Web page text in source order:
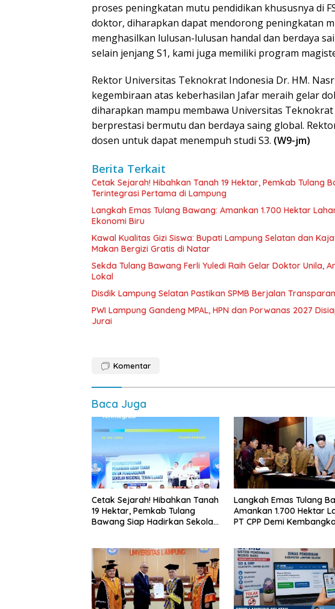
proses peningkatan mutu pendidikan khususnya di
doktor, diharapkan dapat mendorong peningkatan
menghasilkan lulusan-lulusan handal dan berdaya
selain jenjang S1, kami juga memiliki program
Rektor Universitas Teknokrat Indonesia Dr. HM.
kegembiraan atas keberhasilan Jafar meraih gelar
diharapkan mampu membawa Universitas
berprestasi bermutu dan berdaya saing global.
dosen untuk dapat menempuh studi S3. (W9-jm)
Berita Terkait
Cetak Sejarah! Hibahkan Tanah 19 Hektar, Pemkab Tulang
Terintegrasi Pertama di Lampung
Langkah Emas Tulang Bawang: Amankan 1.700 Hektar
Ekonomi Biru
Kawal Kualitas Gizi Siswa: Bupati Lampung Selatan dan
Makan Bergizi Gratis di Natar
Sekda Tulang Bawang Ferli Yuledi Raih Gelar Doktor Unila,
Lokal
Disdik Lampung Selatan Pastikan SPMB Berjalan
PWI Lampung Gandeng MPAL, HPN dan Porwanas 2027
Jurai
Komentar
Baca Juga
Cetak Sejarah! Hibahkan Tanah
19 Hektar, Pemkab Tulang
Bawang Siap Hadirkan Sekolah
Langkah Emas Tulang
Amankan 1.700 Hektar
PT CPP Demi